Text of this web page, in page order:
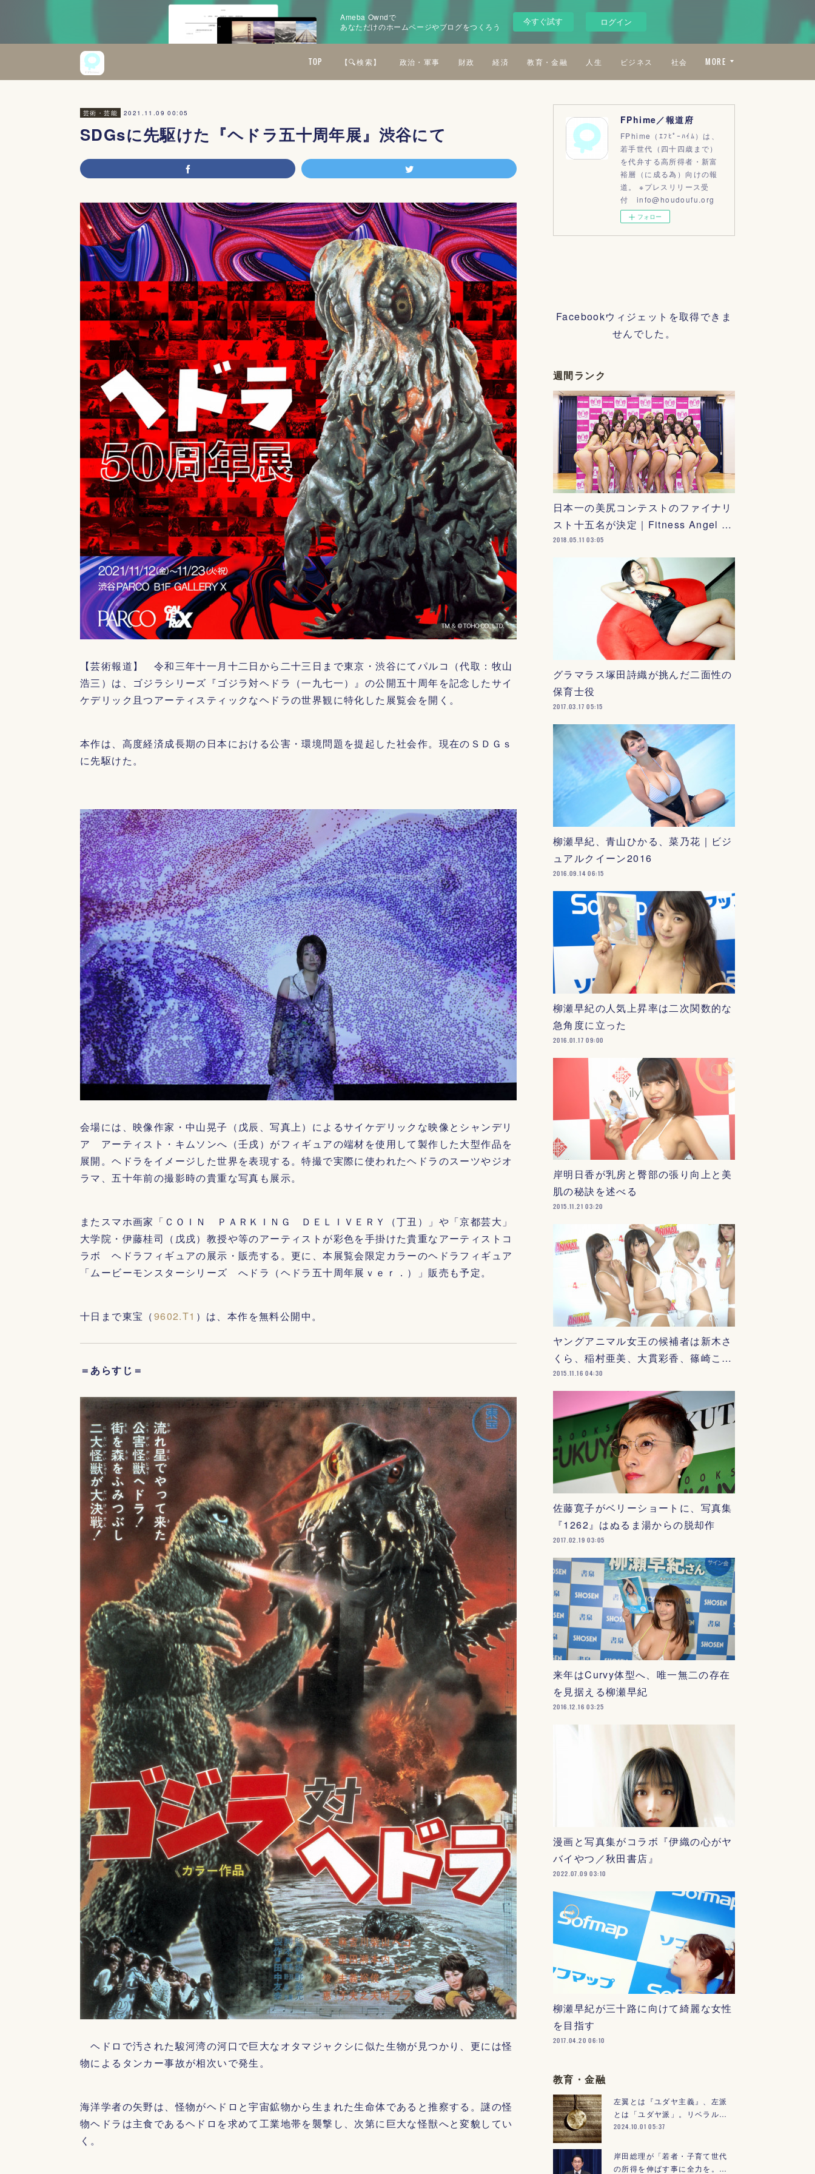
Ameba Owndで
あなただけのホームページやブログをつくろう
今すぐ試す ログイン
TOP 【🔍検索】 政治・軍事 財政 経済 教育・金融 人生 ビジネス 社会 MORE
芸術・芸能 2021.11.09 00:05
SDGsに先駆けた『ヘドラ五十周年展』渋谷にて
【芸術報道】 令和三年十一月十二日から二十三日まで東京・渋谷にてパルコ（代取：牧山
浩三）は、ゴジラシリーズ『ゴジラ対ヘドラ（一九七一）』の公開五十周年を記念したサイ
ケデリック且つアーティスティックなヘドラの世界観に特化した展覧会を開く。
本作は、高度経済成長期の日本における公害・環境問題を提起した社会作。現在のＳＤＧｓ
に先駆けた。
会場には、映像作家・中山晃子（戊辰、写真上）によるサイケデリックな映像とシャンデリ
ア アーティスト・キムソンへ（壬戌）がフィギュアの端材を使用して製作した大型作品を
展開。ヘドラをイメージした世界を表現する。特撮で実際に使われたヘドラのスーツやジオ
ラマ、五十年前の撮影時の貴重な写真も展示。
またスマホ画家「ＣＯＩＮ ＰＡＲＫＩＮＧ ＤＥＬＩＶＥＲＹ（丁丑）」や「京都芸大」
大学院・伊藤桂司（戊戌）教授や等のアーティストが彩色を手掛けた貴重なアーティストコ
ラボ ヘドラフィギュアの展示・販売する。更に、本展覧会限定カラーのヘドラフィギュア
「ムービーモンスターシリーズ へドラ（ヘドラ五十周年展ｖｅｒ．）」販売も予定。
十日まで東宝（9602.T1 ）は、本作を無料公開中。
＝あらすじ＝
ヘドロで汚された駿河湾の河口で巨大なオタマジャクシに似た生物が見つかり、更には怪
物によるタンカー事故が相次いで発生。
海洋学者の矢野は、怪物がヘドロと宇宙鉱物から生まれた生命体であると推察する。謎の怪
物ヘドラは主食であるヘドロを求めて工業地帯を襲撃し、次第に巨大な怪獣へと変貌してい
く。
FPhime／報道府
FPhime（ｴﾌﾋﾟｰﾊｲﾑ）は、
若手世代（四十四歳まで）
を代弁する高所得者・新富
裕層（に成る為）向けの報
道。 ※プレスリリース受
付 info@houdoufu.org
フォロー
Facebookウィジェットを取得できま
せんでした。
週間ランク
日本一の美尻コンテストのファイナリ
スト十五名が決定｜Fitness Angel …
2018.05.11 03:05
グラマラス塚田詩織が挑んだ二面性の
保育士役
2017.03.17 05:15
柳瀬早紀、青山ひかる、菜乃花｜ビジ
ュアルクイーン2016
2016.09.14 06:15
柳瀬早紀の人気上昇率は二次関数的な
急角度に立った
2016.01.17 09:00
岸明日香が乳房と臀部の張り向上と美
肌の秘訣を述べる
2015.11.21 03:20
ヤングアニマル女王の候補者は新木さ
くら、稲村亜美、大貫彩香、篠崎こ…
2015.11.16 04:30
佐藤寛子がベリーショートに、写真集
『1262』はぬるま湯からの脱却作
2017.02.19 03:05
来年はCurvy体型へ、唯一無二の存在
を見据える柳瀬早紀
2016.12.16 03:25
漫画と写真集がコラボ『伊織の心がヤ
バイやつ／秋田書店』
2022.07.09 03:10
柳瀬早紀が三十路に向けて綺麗な女性
を目指す
2017.04.20 06:10
教育・金融
左翼とは『ユダヤ主義』、左派
とは「ユダヤ派」。リベラル…
2024.10.01 05:37
岸田総理が「若者・子育て世代
の所得を伸ばす事に全力を。…